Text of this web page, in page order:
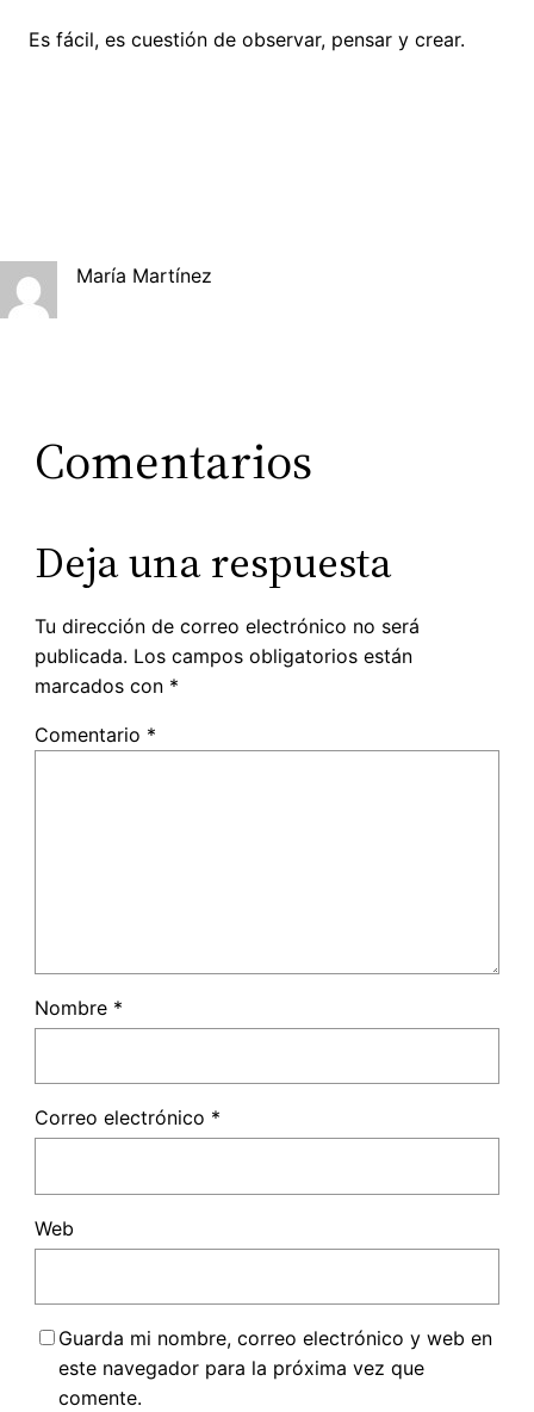
Es fácil, es cuestión de observar, pensar y crear.
María Martínez
Comentarios
Deja una respuesta
Tu dirección de correo electrónico no será
publicada. Los campos obligatorios están
marcados con *
Comentario *
Nombre *
Correo electrónico *
Web
Guarda mi nombre, correo electrónico y web en
este navegador para la próxima vez que
comente.